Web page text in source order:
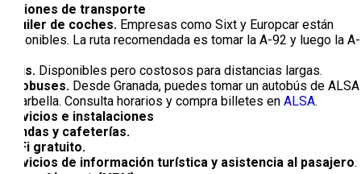
Opciones de transporte
Alquiler de coches. Empresas como Sixt y Europcar están
disponibles. La ruta recomendada es tomar la A-92 y luego la A-
Taxis. Disponibles pero costosos para distancias largas.
Autobuses. Desde Granada, puedes tomar un autobús de ALSA
a Marbella. Consulta horarios y compra billetes en ALSA.
Servicios e instalaciones
Tiendas y cafeterías.
Wi-Fi gratuito.
Servicios de información turística y asistencia al pasajero.